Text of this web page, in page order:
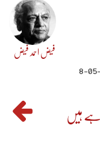
فیض احمد فیض
8-
ہیں